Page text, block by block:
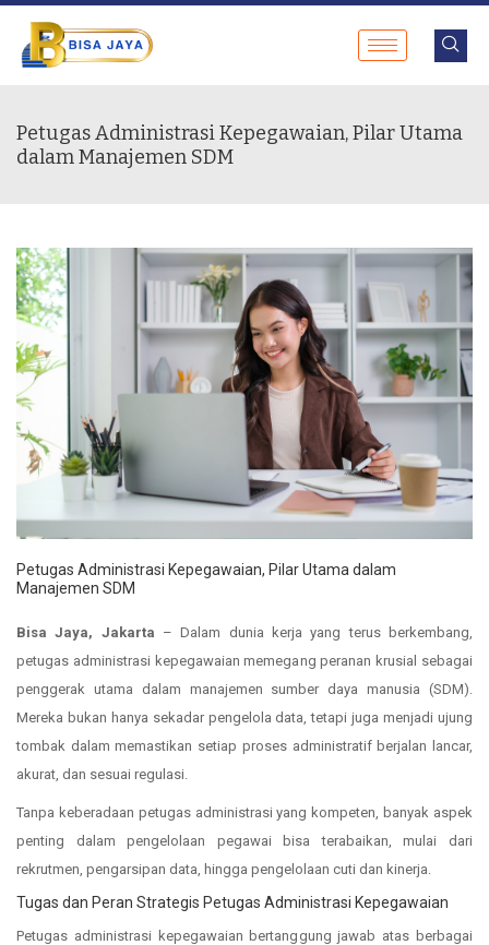
Petugas Administrasi Kepegawaian, Pilar Utama
dalam Manajemen SDM
Petugas Administrasi Kepegawaian, Pilar Utama dalam
Manajemen SDM
Bisa Jaya, Jakarta – Dalam dunia kerja yang terus berkembang,
petugas administrasi kepegawaian memegang peranan krusial sebagai
penggerak utama dalam manajemen sumber daya manusia (SDM).
Mereka bukan hanya sekadar pengelola data, tetapi juga menjadi ujung
tombak dalam memastikan setiap proses administratif berjalan lancar,
akurat, dan sesuai regulasi.
Tanpa keberadaan petugas administrasi yang kompeten, banyak aspek
penting dalam pengelolaan pegawai bisa terabaikan, mulai dari
rekrutmen, pengarsipan data, hingga pengelolaan cuti dan kinerja.
Tugas dan Peran Strategis Petugas Administrasi Kepegawaian
Petugas administrasi kepegawaian bertanggung jawab atas berbagai